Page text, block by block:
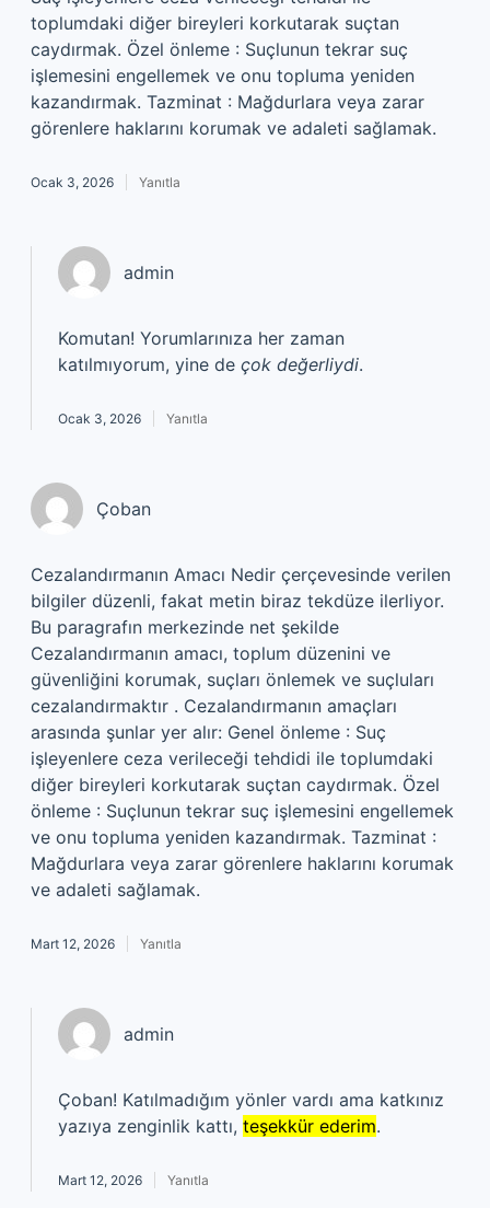
toplumdaki diğer bireyleri korkutarak suçtan
caydırmak. Özel önleme : Suçlunun tekrar suç
işlemesini engellemek ve onu topluma yeniden
kazandırmak. Tazminat : Mağdurlara veya zarar
görenlere haklarını korumak ve adaleti sağlamak.
Ocak 3, 2026 Yanıtla
admin
Komutan! Yorumlarınıza her zaman
katılmıyorum, yine de çok değerliydi.
Ocak 3, 2026 Yanıtla
Çoban
Cezalandırmanın Amacı Nedir çerçevesinde verilen
bilgiler düzenli, fakat metin biraz tekdüze ilerliyor.
Bu paragrafın merkezinde net şekilde
Cezalandırmanın amacı, toplum düzenini ve
güvenliğini korumak, suçları önlemek ve suçluları
cezalandırmaktır . Cezalandırmanın amaçları
arasında şunlar yer alır: Genel önleme : Suç
işleyenlere ceza verileceği tehdidi ile toplumdaki
diğer bireyleri korkutarak suçtan caydırmak. Özel
önleme : Suçlunun tekrar suç işlemesini engellemek
ve onu topluma yeniden kazandırmak. Tazminat :
Mağdurlara veya zarar görenlere haklarını korumak
ve adaleti sağlamak.
Mart 12, 2026 Yanıtla
admin
Çoban! Katılmadığım yönler vardı ama katkınız
yazıya zenginlik kattı, teşekkür ederim.
Mart 12, 2026 Yanıtla